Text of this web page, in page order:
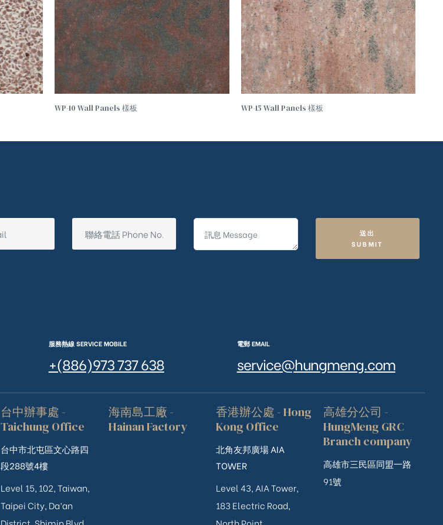
WP-10 Wall Panels 樣板 WP-15 Wall Panels 樣板
送出
SUBMIT
服務熱線 SERVICE MOBILE
+(886)973 737 638
電郵 EMAIL
service@hungmeng.com
台中辦事處 -
Taichung Office
台中市北屯區文心路四
段288號4樓
Level 15, 102, Taiwan,
Taipei City, Da’an
海南島工廠 -
Hainan Factory
香港辦公處 - Hong
Kong Office
北角友邦廣場 AIA
TOWER
Level 43, AIA Tower,
183 Electric Road,
高雄分公司 -
HungMeng GRC
Branch company
高雄市三民區同盟一路
91號